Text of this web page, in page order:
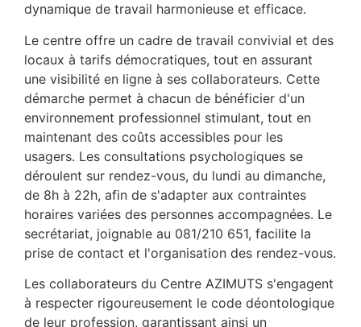
dynamique de travail harmonieuse et efficace.
Le centre offre un cadre de travail convivial et des
locaux à tarifs démocratiques, tout en assurant
une visibilité en ligne à ses collaborateurs. Cette
démarche permet à chacun de bénéficier d'un
environnement professionnel stimulant, tout en
maintenant des coûts accessibles pour les
usagers. Les consultations psychologiques se
déroulent sur rendez-vous, du lundi au dimanche,
de 8h à 22h, afin de s'adapter aux contraintes
horaires variées des personnes accompagnées. Le
secrétariat, joignable au 081/210 651, facilite la
prise de contact et l'organisation des rendez-vous.
Les collaborateurs du Centre AZIMUTS s'engagent
à respecter rigoureusement le code déontologique
de leur profession, garantissant ainsi un